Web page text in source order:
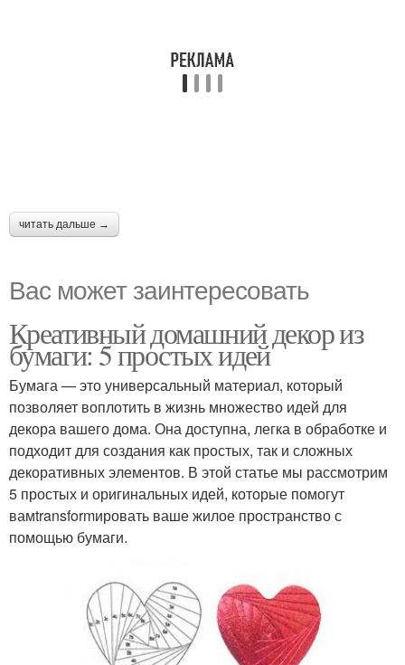
читать дальше →
Вас может заинтересовать
Креативный домашний декор из
бумаги: 5 простых идей
Бумага — это универсальный материал, который
позволяет воплотить в жизнь множество идей для
декора вашего дома. Она доступна, легка в обработке и
подходит для создания как простых, так и сложных
декоративных элементов. В этой статье мы рассмотрим
5 простых и оригинальных идей, которые помогут
вамtransformировать ваше жилое пространство с
помощью бумаги.